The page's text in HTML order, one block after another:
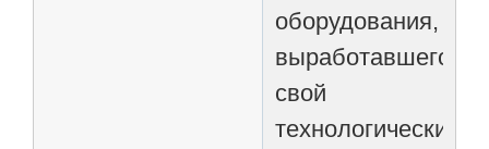
оборудования,
выработавшего
свой
технологический